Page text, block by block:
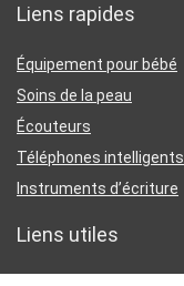
Liens rapides
Équipement pour bébé
Soins de la peau
Écouteurs
Téléphones intelligents
Instruments d’écriture
Liens utiles